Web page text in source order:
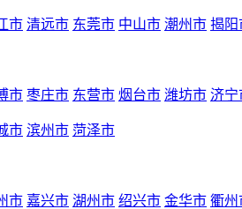
市 清远市 东莞市 中山市 潮州市 揭阳
市 枣庄市 东营市 烟台市 潍坊市 济宁
市 滨州市 菏泽市
市 嘉兴市 湖州市 绍兴市 金华市 衢州